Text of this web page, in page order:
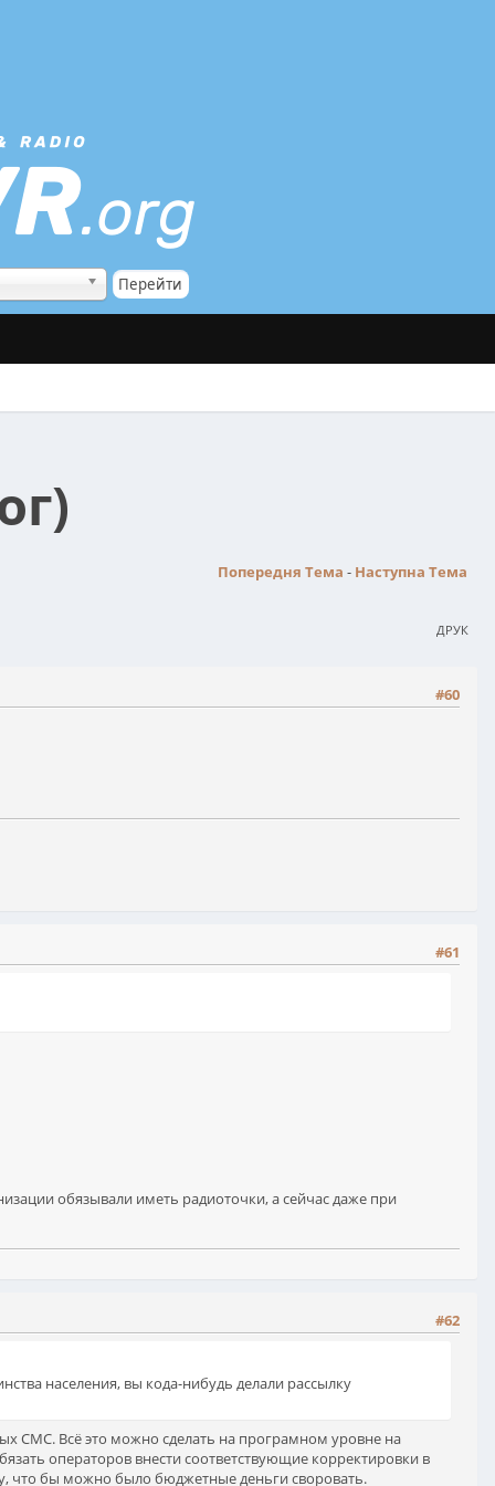
Попередня Тема - Наступна Тема
ДРУК
#60
#61
обязывали иметь радиоточки, а сейчас даже при
#62
населения, вы кода-нибудь делали рассылку
СМС. Всё это можно сделать на програмном уровне на
операторов внести соответствующие корректировки в
что бы можно было бюджетные деньги своровать.